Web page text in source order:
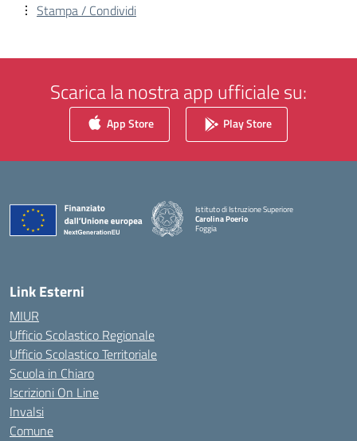
Stampa / Condividi
Scarica la nostra app ufficiale su:
App Store Play Store
Istituto di Istruzione Superiore
Carolina Poerio
Foggia
— Visita la pagina iniziale della scuola
Link Esterni
MIUR
Ufficio Scolastico Regionale
Ufficio Scolastico Territoriale
Scuola in Chiaro
Iscrizioni On Line
Invalsi
Comune